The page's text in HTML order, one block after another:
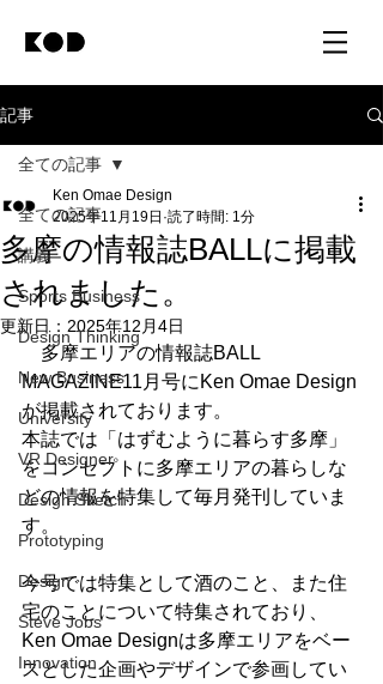
記事
全ての記事
講義
Sports Business
Design Thinking
New Business
University
VR Designer
Design Sketch
Prototyping
Design
Steve Jobs
Innovation
全ての記事
多摩の情報誌BALLに掲載
されました。
Ken Omae Design
2025年11月19日 読了時間: 1分
更新日： 2025年12月4日
多摩エリアの情報誌BALL
MAGAZINE11月号にKen Omae Design
が掲載されております。
本誌では「はずむように暮らす多摩」
をコンセプトに多摩エリアの暮らしな
どの情報を特集して毎月発刊していま
す。
今号では特集として酒のこと、また住
宅のことについて特集されており、
Ken Omae Designは多摩エリアをベー
スとした企画やデザインで参画してい